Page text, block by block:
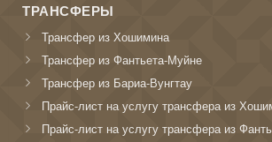
ТРАНСФЕРЫ
Трансфер из Хошимина
Трансфер из Фантьета-Муйне
Трансфер из Бариа-Вунгтау
Прайс-лист на услугу трансфера из
Прайс-лист на услугу трансфера из